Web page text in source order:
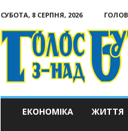
СУБОТА, 8 СЕРПНЯ, 2026
Голос
з-
ЕКОНОМІКА ЖИТТЯ